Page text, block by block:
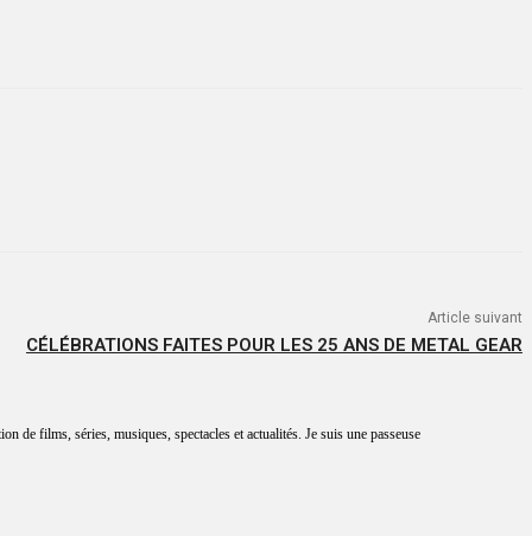
Article suivant
CÉLÉBRATIONS FAITES POUR LES 25 ANS DE METAL GEAR
de films, séries, musiques, spectacles et actualités. Je suis une passeuse